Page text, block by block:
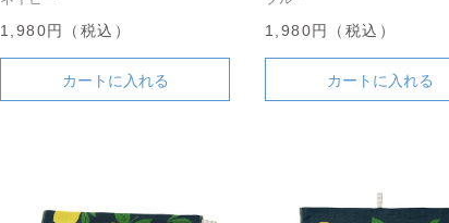
1,980円（税込）
カートに入れる
1,980円（税込）
カートに入れる